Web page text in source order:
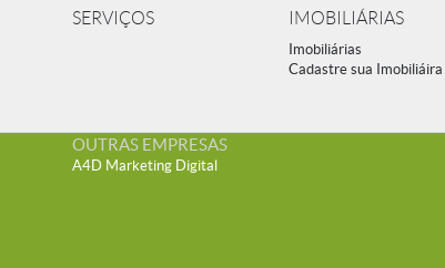
SERVIÇOS IMOBILIÁRIAS
Imobiliárias
Cadastre sua Imobiliáira
OUTRAS EMPRESAS
A4D Marketing Digital